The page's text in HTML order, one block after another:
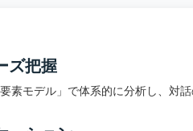
ズ把握
素モデル」で体系的に分析し、対